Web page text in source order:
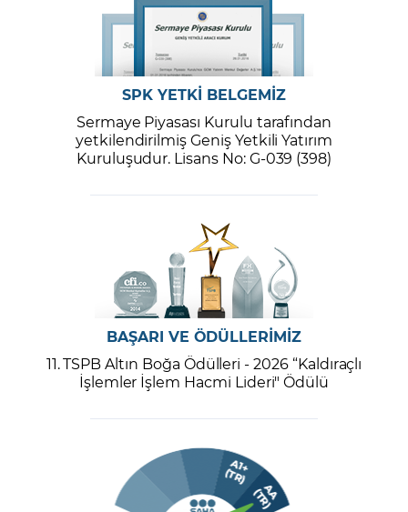
SPK YETKİ BELGEMİZ
Sermaye Piyasası Kurulu tarafından
yetkilendirilmiş Geniş Yetkili Yatırım
Kuruluşudur. Lisans No: G-039 (398)
BAŞARI VE ÖDÜLLERİMİZ
11. TSPB Altın Boğa Ödülleri - 2026 “Kaldıraçlı
İşlemler İşlem Hacmi Lideri" Ödülü